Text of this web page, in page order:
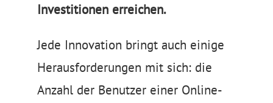
Investitionen erreichen.
Jede Innovation bringt auch einige
Herausforderungen mit sich: die
Anzahl der Benutzer einer Online-